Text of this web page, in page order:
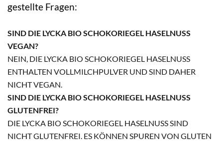
gestellte Fragen:
SIND DIE LYCKA BIO SCHOKORIEGEL HASELNUSS
VEGAN?
NEIN, DIE LYCKA BIO SCHOKORIEGEL HASELNUSS
ENTHALTEN VOLLMILCHPULVER UND SIND DAHER
NICHT VEGAN.
SIND DIE LYCKA BIO SCHOKORIEGEL HASELNUSS
GLUTENFREI?
DIE LYCKA BIO SCHOKORIEGEL HASELNUSS SIND
NICHT GLUTENFREI. ES KÖNNEN SPUREN VON GLUTEN